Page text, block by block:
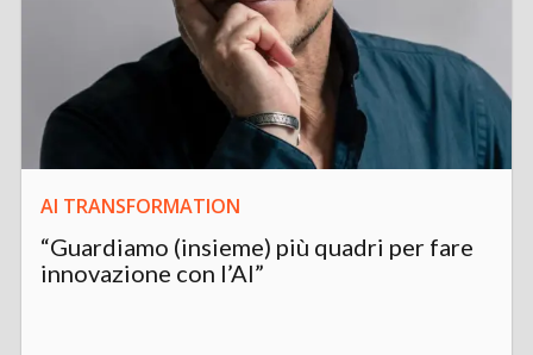
AI TRANSFORMATION
“Guardiamo (insieme) più quadri per fare
innovazione con l’AI”